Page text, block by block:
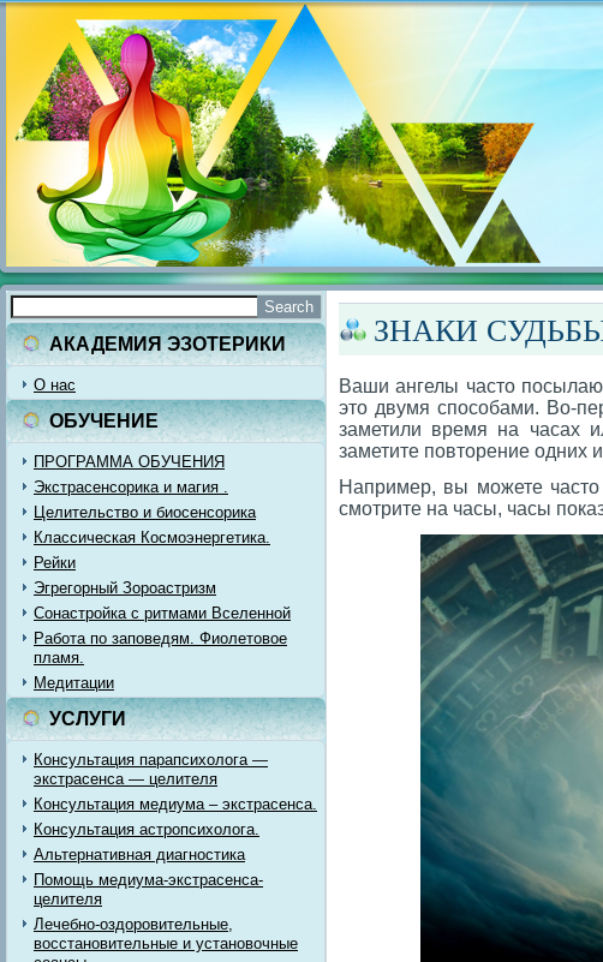
АКАДЕМИЯ ЭЗОТЕРИКИ
О нас
ОБУЧЕНИЕ
ПРОГРАММА ОБУЧЕНИЯ
Экстрасенсорика и магия .
Целительство и биосенсорика
Классическая Космоэнергетика.
Рейки
Эгрегорный Зороастризм
Сонастройка с ритмами Вселенной
Работа по заповедям. Фиолетовое
пламя.
Медитации
УСЛУГИ
Консультация парапсихолога —
экстрасенса — целителя
Консультация медиума – экстрасенса.
Консультация астропсихолога.
Альтернативная диагностика
Помощь медиума-экстрасенса-
целителя
Лечебно-оздоровительные,
восстановительные и установочные
ЗНАКИ
Ваши ангелы часто
это двумя способами. Во-
заметили время на часах
заметите повторение одних
Например, вы можете
смотрите на часы, часы